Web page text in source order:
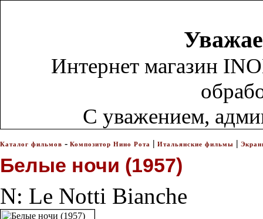
Интернет магазин
С уважением,
Каталог фильмов - Композитор Нино Рота | Итальянские фильмы |
Белые ночи (1957)
N: Le Notti Bianche